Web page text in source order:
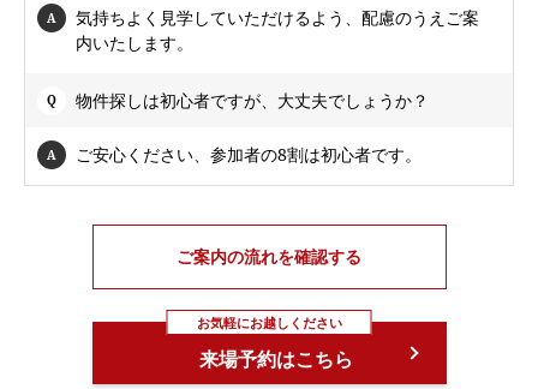
気持ちよく見学していただけるよう、配慮のうえご案
内いたします。
物件探しは初心者ですが、大丈夫でしょうか？
ご安心ください、参加者の8割は初心者です。
ご案内の流れを確認する
お気軽にお越しください
来場予約はこちら